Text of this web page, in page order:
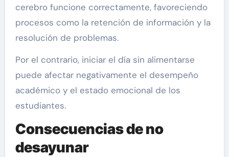
cerebro funcione correctamente, favoreciendo
procesos como la retención de información y la
resolución de problemas.
Por el contrario, iniciar el día sin alimentarse
puede afectar negativamente el desempeño
académico y el estado emocional de los
estudiantes.
Consecuencias de no
desayunar